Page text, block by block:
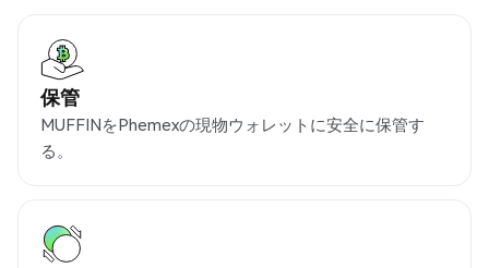
保管
MUFFINをPhemexの現物ウォレットに安全に保管す
る。